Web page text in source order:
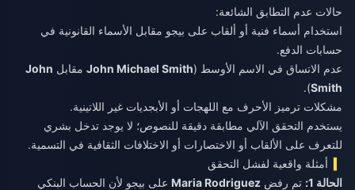
حالات عدم التطابق الشائعة:
استخدام أسماء فنية أو ألقاب على بيجو مقابل الأسماء القانونية في
حسابات الدفع.
عدم الاتساق في الاسم الأوسط (John Michael Smith مقابل John
Smith
).
مشكلات ترميز الأحرف مع اللهجات أو الأبجديات غير اللاتينية.
يستخدم التحقق الآلي مطابقة دقيقة للنصوص؛ لا يوجد تدخل بشري
للتعرف على الألقاب أو الاختصارات أو الاختلافات الثقافية في التسمية.
أمثلة واقعية لفشل التحقق
الحالة 1:
تم رفض Maria Rodriguez على بيجو لأن الحساب البنكي